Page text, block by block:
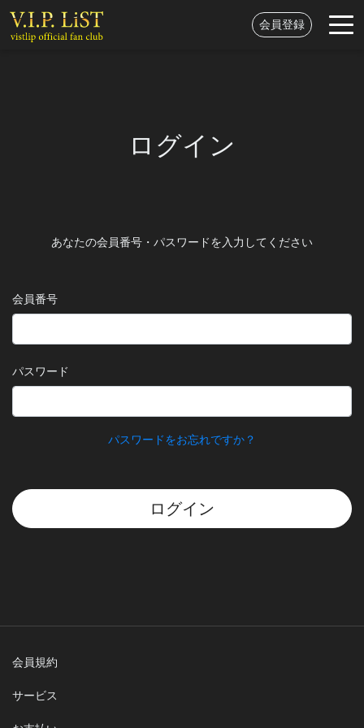
会員登録
ログイン
あなたの会員番号・パスワードを入力してください
会員番号
パスワード
パスワードをお忘れですか？
ログイン
会員規約
サービス